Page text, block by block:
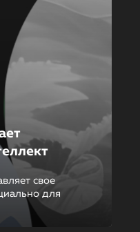
свое
для